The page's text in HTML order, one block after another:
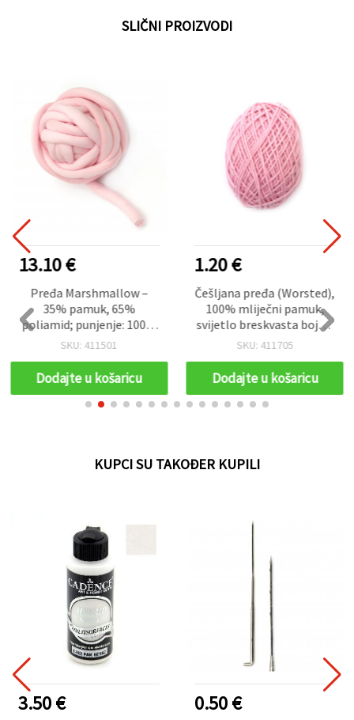
SLIČNI PROIZVODI
13.10 €
Pređa Marshmallow –
35% pamuk, 65%
poliamid; punjenje: 100%
poliesterska vlakna /
SKU: 411501
Dodajte u košaricu
1.20 €
Češljana pređa (Worsted),
100% mliječni pamuk,
svijetlo breskvasta boja –
50 g
SKU: 411705
Dodajte u košaricu
KUPCI SU TAKOĐER KUPILI
3.50 € 0.50 €